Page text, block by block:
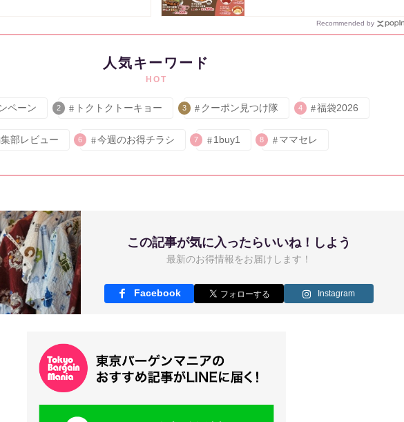
Recommended by
人気キーワード
HOT
ペーン 2 トクトクトーキョー 3 クーポン見つけ隊 4 福袋2026
部レビュー 6 今週のお得チラシ 7 1buy1 8 ママセレ
この記事が気に入ったらいいね！しよう
最新のお得情報をお届けします！
Facebook Instagram